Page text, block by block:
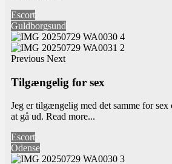
Escort
Guldborgsund
Previous Next
Tilgængelig for sex
Jeg er tilgængelig med det samme for
at gå ud. Read more...
Escort
Odense